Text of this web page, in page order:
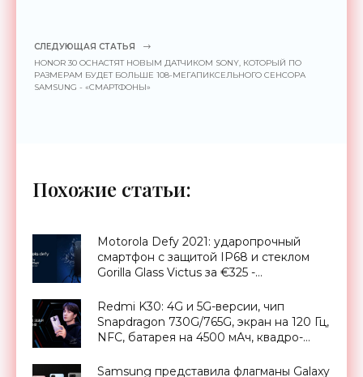
СЛЕДУЮЩАЯ СТАТЬЯ
HONOR 30 ОСНАСТЯТ НОВЫМ ДАТЧИКОМ SONY, КОТОРЫЙ ПО
РАЗМЕРАМ БУДЕТ БОЛЬШЕ 108-МЕГАПИКСЕЛЬНОГО СЕНСОРА
SAMSUNG - «СМАРТФОНЫ»
Похожие статьи:
Motorola Defy 2021: ударопрочный
смартфон с защитой IP68 и стеклом
Gorilla Glass Victus за €325 -
Redmi K30: 4G и 5G-версии, чип
Snapdragon 730G/765G, экран на 120 Гц,
NFC, батарея на 4500 мАч, квадро-
«Смартфоны»
Samsung представила флагманы Galaxy